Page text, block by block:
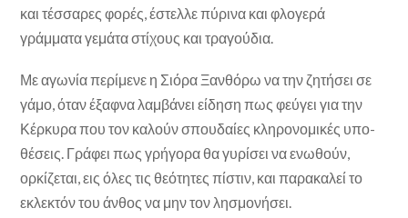
και τέσσαρες φορές, έστελλε πύρινα και φλογερά
γράμματα γεμάτα στίχους και τραγούδια.
Με αγωνία περίμενε η Σιόρα Ξανθόρω να την ζητήσει σε
γάμο, όταν έξαφνα λαμβάνει είδηση πως φεύγει για την
Κέρκυρα που τον καλούν σπουδαίες κληρονομικές υπο­
θέσεις. Γράφει πως γρήγορα θα γυρίσει να ενωθούν,
ορκίζεται, εις όλες τις θεότητες πίστιν, και παρακαλεί το
εκλεκτόν του άνθος να μην τον λησμονήσει.